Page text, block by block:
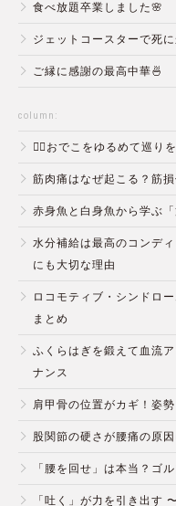
食べ放題卒業しました🌸
ジェットコースターで死
ご縁に感謝の最高中華🍜
column:
💆‍♀️おでこをゆるめて巡り
筋肉痛はなぜ起こる？筋
赤身魚と白身魚から学ぶ
水分補給は最高のコンデ
にも大切な理由
ロコモティブ・シンドロ
まとめ
ふくらはぎを鍛えて血流
ナンス
肩甲骨の位置がカギ！姿
股関節の硬さが腰痛の原
「腰を回せ」は本当？ゴ
「吐く」が力を引き出す